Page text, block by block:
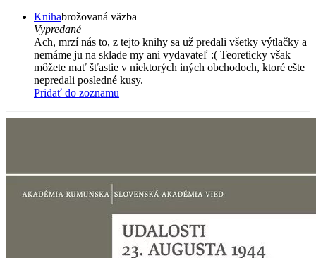
Knihabrožovaná väzba
Vypredané
Ach, mrzí nás to, z tejto knihy sa už predali všetky výtlačky a
nemáme ju na sklade my ani vydavateľ :( Teoreticky však
môžete mať šťastie v niektorých iných obchodoch, ktoré ešte
nepredali posledné kusy.
Pridať do zoznamu